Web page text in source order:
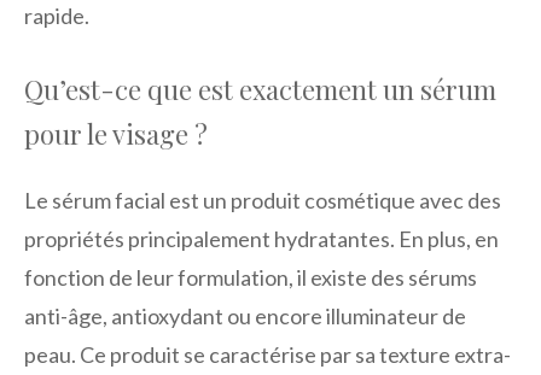
rapide.
Qu’est-ce que est exactement un sérum
pour le visage ?
Le sérum facial est un produit cosmétique avec des
propriétés principalement hydratantes. En plus, en
fonction de leur formulation, il existe des sérums
anti-âge, antioxydant ou encore illuminateur de
peau. Ce produit se caractérise par sa texture extra-